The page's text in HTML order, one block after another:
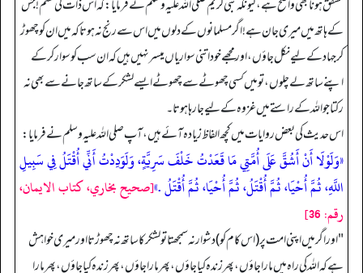
مشفق ہونا بھی واضح ہے، کیونکہ نبی کریم صلی الله علیہ وسلم نے فرمایا: کہ اس ذات کی قسم! جس
کے ہاتھ میں میری جان ہے! اگر مسلمانوں کے دلوں میں اس سے رنج نہ ہوتا کہ میں ان کو چھوڑ
کر جہاد کے لیے نکل جاؤں، اور مجھے خود اتنی سواریاں میسر نہیں ہیں کہ ان سب کو سوار کرکے
اپنے ساتھ لے چلوں، تو میں کسی چھوٹے سے چھوٹے ایسے لشکر کے ساتھ جانے سے بھی نہ
رکتا جو الله کے راستے میں غزوہ کے لیے جا رہا ہوتا۔
اس حدیث کی بعض روایات میں کچھ الفاظ زیادہ آئے ہیں، آپ صلی الله علیہ وسلم نے فرمایا:
«وَلَوْلَا أَنْ أَشُقَّ عَلَى أُمَّتِي مَا قَعَدْتُ خَلْفَ سَرِيَّةٍ، وَلَوَدِدْتُ أَنِّي أُقْتَلُ فِي سَبِيلِ
اللَّهِ، ثُمَّ أُحْيَا، ثُمَّ أُقْتَلُ، ثُمَّ أُحْيَا، ثُمَّ أُقْتَلُ .»[صحيح بخاري، كتاب الايمان،
رقم: 36]
"اور اگر میں اپنی امت پر (اس کام کو) دشوار نہ سمجھتا تو لشکر کا ساتھ نہ چھوڑتا اور میری خواہش
ہے کہ الله کی راہ میں مارا جاؤں، پھر زندہ کیا جاؤں، پھر مارا جاؤں، پھر زندہ کیا جاؤں، پھر مارا